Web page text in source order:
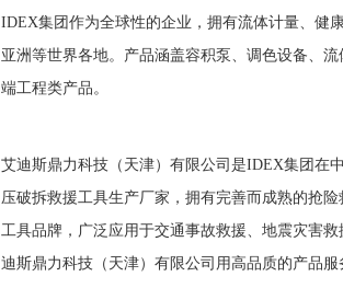
IDEX集团作为全球性的企业，拥有流体计量、健
亚洲等世界各地。产品涵盖容积泵、调色设备、
端工程类产品。
艾迪斯鼎力科技（天津）有限公司是IDEX集团在
压破拆救援工具生产厂家，拥有完善而成熟的抢
工具品牌，广泛应用于交通事故救援、地震灾害
迪斯鼎力科技（天津）有限公司用高品质的产品